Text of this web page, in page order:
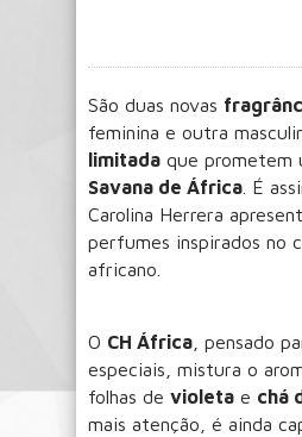
São duas novas
feminina e outra
limitada que prometem
Savana de África . É
Carolina Herrera
perfumes inspirados no
africano.
O CH África , pensado
especiais, mistura o
folhas de violeta e chá
mais atenção, é ainda